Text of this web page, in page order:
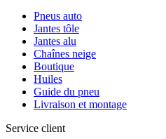
Pneus auto
Jantes tôle
Jantes alu
Chaînes neige
Boutique
Huiles
Guide du pneu
Livraison et montage
Service client